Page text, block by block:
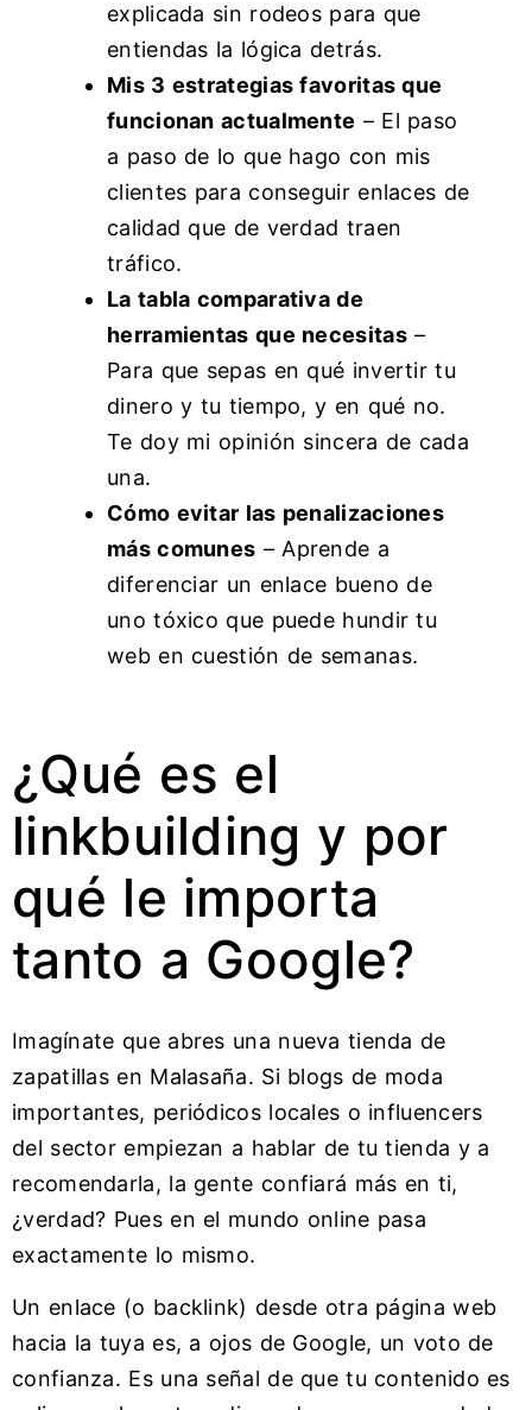
explicada sin rodeos para que
entiendas la lógica detrás.
Mis 3 estrategias favoritas que
funcionan actualmente – El paso
a paso de lo que hago con mis
clientes para conseguir enlaces de
calidad que de verdad traen
tráfico.
La tabla comparativa de
herramientas que necesitas–
Para que sepas en qué invertir tu
dinero y tu tiempo, y en qué no.
Te doy mi opinión sincera de cada
una.
Cómo evitar las penalizaciones
más comunes – Aprende a
diferenciar un enlace bueno de
uno tóxico que puede hundir tu
web en cuestión de semanas.
¿Qué es el
linkbuilding y por
qué le importa
tanto a Google?
Imagínate que abres una nueva tienda de
zapatillas en Malasaña. Si blogs de moda
importantes, periódicos locales o influencers
del sector empiezan a hablar de tu tienda y a
recomendarla, la gente confiará más en ti,
¿verdad? Pues en el mundo online pasa
exactamente lo mismo.
Un enlace (o backlink) desde otra página web
hacia la tuya es, a ojos de Google, un voto de
confianza. Es una señal de que tu contenido es